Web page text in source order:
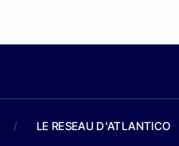
/ LE RESEAU D'ATLANTICO